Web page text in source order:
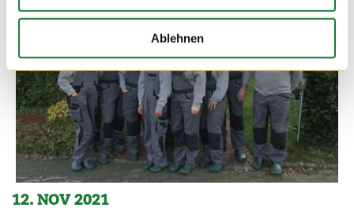
Ablehnen
12. NOV 2021